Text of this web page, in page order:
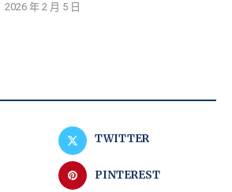
2026 年 2 月 5 日
TWITTER
PINTEREST